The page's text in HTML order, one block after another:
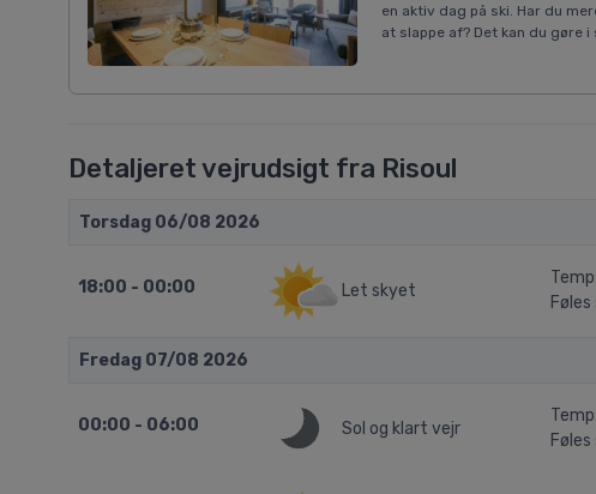
en aktiv dag på ski. Har du
at slappe af? Det kan du gøre
Detaljeret vejrudsigt fra Risoul
Torsdag 06/08 2026
18:00 - 00:00 Let skyet
Føles
Fredag 07/08 2026
00:00 - 06:00 Sol og klart vejr
Føles